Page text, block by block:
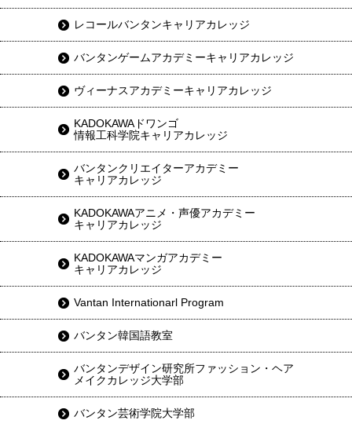
レコールバンタンキャリアカレッジ
バンタンゲームアカデミーキャリアカレッジ
ヴィーナスアカデミーキャリアカレッジ
KADOKAWAドワンゴ
情報工科学院キャリアカレッジ
バンタンクリエイターアカデミー
キャリアカレッジ
KADOKAWAアニメ・声優アカデミー
キャリアカレッジ
KADOKAWAマンガアカデミー
キャリアカレッジ
Vantan Internationarl Program
バンタン韓国語教室
バンタンデザイン研究所ファッション・ヘア
メイクカレッジ大学部
バンタン芸術学院大学部